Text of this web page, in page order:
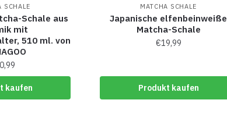
SCHALE
Schale aus
mit
510 ml. von
kaufen
MATCHA SCHALE
Japanische elfenbeinweiße
Matcha-Schale
€19,99
Produkt kaufen